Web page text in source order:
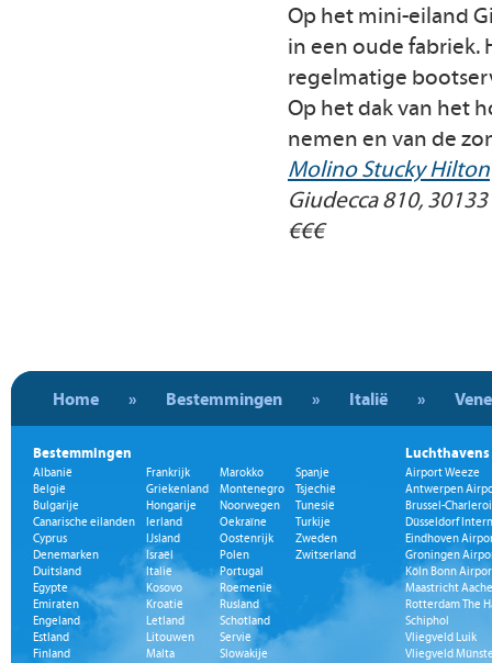
Op het mini-eiland
in een oude fabriek.
regelmatige
Op het dak van het
nemen en van de
Molino Stucky Hilton
Giudecca 810,
€€€
Home » Bestemmingen » Italië »
Bestemmingen
Albanië
België
Bulgarije
Canarische eilanden
Cyprus
Denemarken
Duitsland
Egypte
Emiraten
Engeland
Estland
Finland
Frankrijk
Griekenland
Hongarije
Ierland
IJsland
Israël
Italië
Kosovo
Kroatië
Letland
Litouwen
Malta
Marokko
Montenegro
Noorwegen
Oekraïne
Oostenrijk
Polen
Portugal
Roemenië
Rusland
Schotland
Servië
Slowakije
Spanje
Tsjechië
Tunesië
Turkije
Zweden
Zwitserland
Luchthavens
Airport Weeze
Antwerpen
Brussel-
Düsseldorf
Eindhoven
Groningen
Köln Bonn
Maastricht
Rotterdam The
Schiphol
Vliegveld Luik
Vliegveld